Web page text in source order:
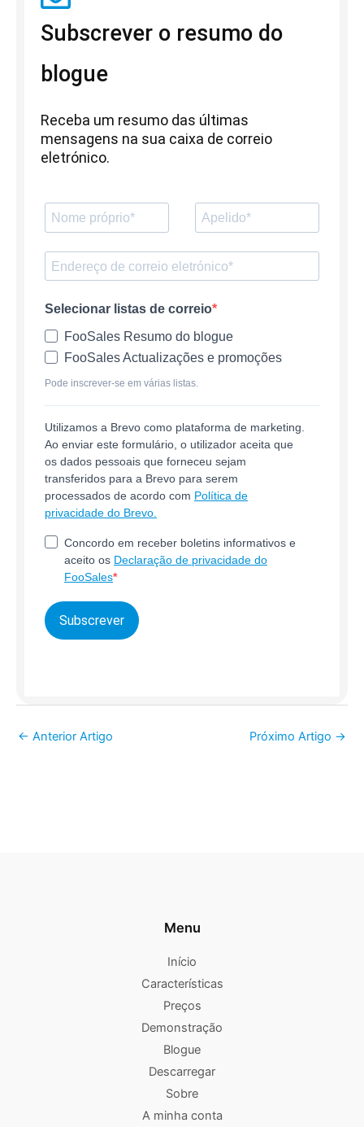
Subscrever o resumo do
blogue
Receba um resumo das últimas
mensagens na sua caixa de correio
eletrónico.
Selecionar listas de correio
FooSales Resumo do blogue
FooSales Actualizações e promoções
Pode inscrever-se em várias listas.
Utilizamos a Brevo como plataforma de marketing.
Ao enviar este formulário, o utilizador aceita que
os dados pessoais que forneceu sejam
transferidos para a Brevo para serem
processados de acordo com Política de
privacidade do Brevo.
Concordo em receber boletins informativos e
aceito os Declaração de privacidade do
FooSales
Subscrever
← Anterior Artigo Próximo Artigo →
Menu
Início
Características
Preços
Demonstração
Blogue
Descarregar
Sobre
A minha conta